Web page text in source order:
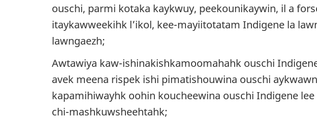
ouschi, parmi kotaka kaykwuy, peekounikaywin, il a
itaykawweekihk l’ikol, kee-mayiitotatam Indigene la
lawngaezh;
Awtawiya kaw-ishinakishkamoomahahk ouschi
avek meena rispek ishi pimatishouwina ouschi
kapamihiwayhk oohin koucheewina ouschi Indigene
chi-mashkuwsheehtahk;